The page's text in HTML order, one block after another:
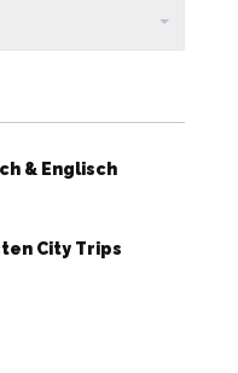
& Englisch
City Trips